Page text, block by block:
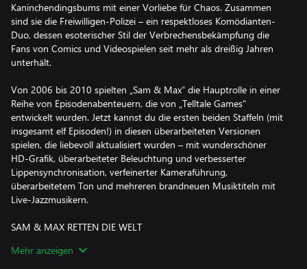
Kaninchendingsbums mit einer Vorliebe für Chaos. Zusammen
sind sie die Freiwilligen-Polizei – ein respektloses Komödianten-
Duo, dessen esoterischer Stil der Verbrechensbekämpfung die
Fans von Comics und Videospielen seit mehr als dreißig Jahren
unterhält.
Von 2006 bis 2010 spielten „Sam & Max“ die Hauptrolle in einer
Reihe von Episodenabenteuern, die von „Telltale Games“
entwickelt wurden. Jetzt kannst du die ersten beiden Staffeln (mit
insgesamt elf Episoden!) in diesen überarbeiteten Versionen
spielen, die liebevoll aktualisiert wurden – mit wunderschöner
HD-Grafik, überarbeiteter Beleuchtung und verbesserter
Lippensynchronisation, verfeinerter Kameraführung,
überarbeitetem Ton und mehreren brandneuen Musiktiteln mit
Live-Jazzmusikern.
SAM & MAX RETTEN DIE WELT
beunruhigenden Nachricht anruft: Ehemalige Kinder-Stars laufen
Mehr anzeigen